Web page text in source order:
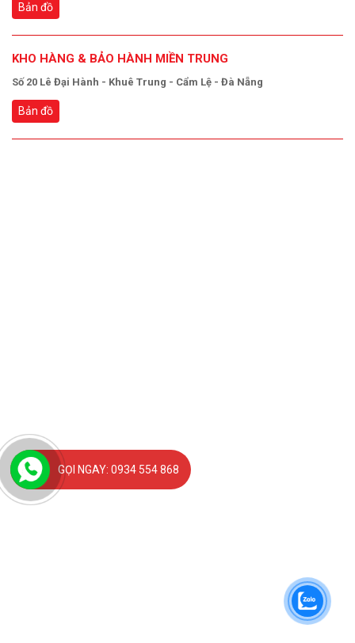
Bản đồ
KHO HÀNG & BẢO HÀNH MIỀN TRUNG
Số 20 Lê Đại Hành - Khuê Trung - Cẩm Lệ - Đà Nẵng
Bản đồ
GỌI NGAY: 0934 554 868